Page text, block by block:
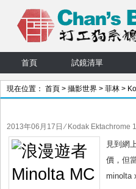
首頁 試鏡清單
現在位置： 首頁 > 攝影世界 > 菲林 >
2013年06月17日 ⁄ Kodak Ektachrome
見到網
價，但
minolta